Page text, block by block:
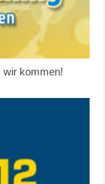
wir kommen!